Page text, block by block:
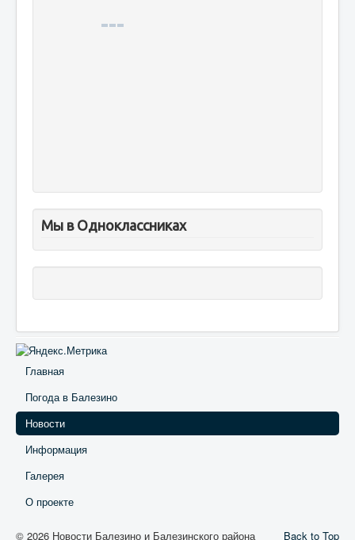
Мы в Одноклассниках
Главная
Погода в Балезино
Новости
Информация
Галерея
О проекте
Back to Top
© 2026 Новости Балезино и Балезинского района